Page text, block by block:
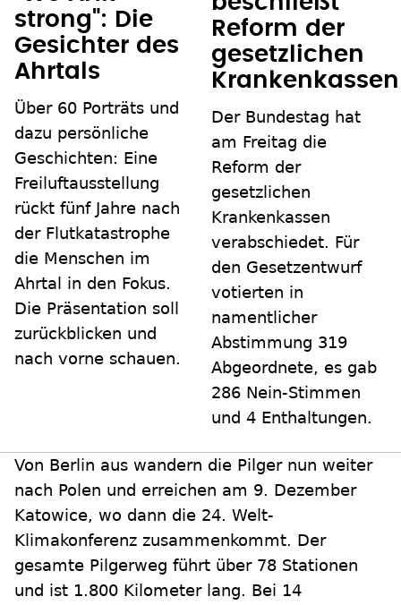
strong": Die
Gesichter des
Ahrtals
Über 60 Porträts und
dazu persönliche
Geschichten: Eine
Freiluftausstellung
rückt fünf Jahre nach
der Flutkatastrophe
die Menschen im
Ahrtal in den Fokus.
Die Präsentation soll
zurückblicken und
nach vorne schauen.
Reform der
gesetzlichen
Krankenkassen
Der Bundestag hat
am Freitag die
Reform der
gesetzlichen
Krankenkassen
verabschiedet. Für
den Gesetzentwurf
votierten in
namentlicher
Abstimmung 319
Abgeordnete, es gab
286 Nein-Stimmen
und 4 Enthaltungen.
Von Berlin aus wandern die Pilger nun weiter
nach Polen und erreichen am 9. Dezember
Katowice, wo dann die 24. Welt-
Klimakonferenz zusammenkommt. Der
gesamte Pilgerweg führt über 78 Stationen
und ist 1.800 Kilometer lang. Bei 14